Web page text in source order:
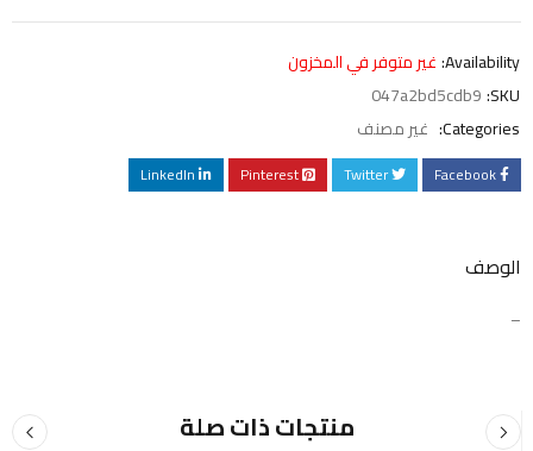
Availability: غير متوفر في المخزون
SKU:
047a2bd5cdb9
Categories: غير مصنف
Facebook
Twitter
Pinterest
LinkedIn
الوصف
–
منتجات ذات صلة